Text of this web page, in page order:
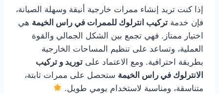
إذا كنت تريد إنشاء ممرات خارجية أنيقة وسهلة الصيانة،
فإن خدمة تركيب انترلوك للممرات في راس الخيمة هي
اختيار ممتاز. فهي تجمع بين الشكل الجمالي والقوة
العملية، وتساعد على تنظيم المساحات الخارجية
بطريقة احترافية. ومع الاعتماد على توريد و تركيب
الانترلوك في راس الخيمة ستحصل على ممرات ثابتة،
متناسقة، ومناسبة لاستخدام يومي طويل.